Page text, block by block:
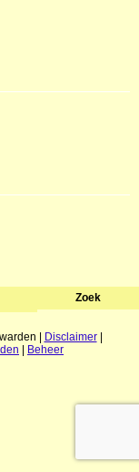
| Disclaimer|
| Beheer